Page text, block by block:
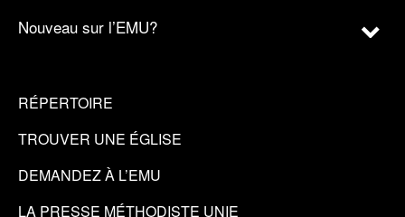
Nouveau sur l’EMU?
RÉPERTOIRE
TROUVER UNE ÉGLISE
DEMANDEZ À L’EMU
LA PRESSE MÉTHODISTE UNIE